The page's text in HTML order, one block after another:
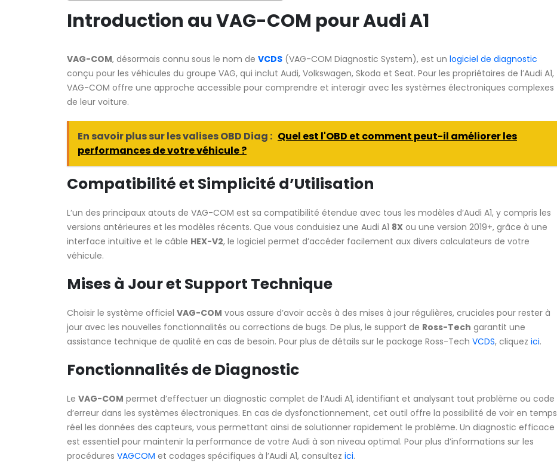
Introduction au VAG-COM pour Audi A1
VAG-COM, désormais connu sous le nom de VCDS (VAG-COM Diagnostic System), est un logiciel de diagnostic
conçu pour les véhicules du groupe VAG, qui inclut Audi, Volkswagen, Skoda et Seat. Pour les propriétaires de l’Audi A1,
VAG-COM offre une approche accessible pour comprendre et interagir avec les systèmes électroniques complexes
de leur voiture.
En savoir plus sur les valises OBD Diag : Quel est l'OBD et comment peut-il améliorer les
performances de votre véhicule ?
Compatibilité et Simplicité d’Utilisation
L’un des principaux atouts de VAG-COM est sa compatibilité étendue avec tous les modèles d’Audi A1, y compris les
versions antérieures et les modèles récents. Que vous conduisiez une Audi A1 8X ou une version 2019+, grâce à une
interface intuitive et le câble HEX-V2, le logiciel permet d’accéder facilement aux divers calculateurs de votre
véhicule.
Mises à Jour et Support Technique
Choisir le système officiel VAG-COM vous assure d’avoir accès à des mises à jour régulières, cruciales pour rester à
jour avec les nouvelles fonctionnalités ou corrections de bugs. De plus, le support de Ross-Tech garantit une
assistance technique de qualité en cas de besoin. Pour plus de détails sur le package Ross-Tech VCDS, cliquez ici.
Fonctionnalités de Diagnostic
Le VAG-COM permet d’effectuer un diagnostic complet de l’Audi A1, identifiant et analysant tout problème ou code
d’erreur dans les systèmes électroniques. En cas de dysfonctionnement, cet outil offre la possibilité de voir en temps
réel les données des capteurs, vous permettant ainsi de solutionner rapidement le problème. Un diagnostic efficace
est essentiel pour maintenir la performance de votre Audi à son niveau optimal. Pour plus d’informations sur les
procédures VAGCOM et codages spécifiques à l’Audi A1, consultez ici.